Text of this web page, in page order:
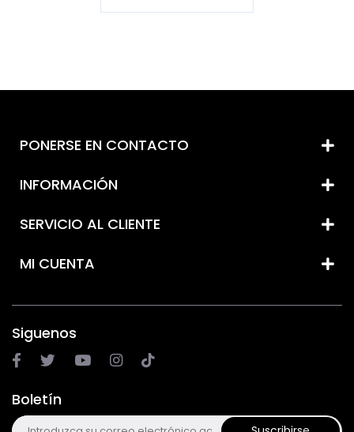
PONERSE EN CONTACTO
INFORMACIÓN
SERVICIO AL CLIENTE
MI CUENTA
Siguenos
Boletín